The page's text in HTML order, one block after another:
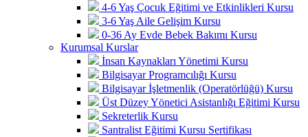
4-6 Yaş Çocuk Eğitimi ve Etkinlikleri Kursu
3-6 Yaş Aile Gelişim Kursu
0-36 Ay Evde Bebek Bakımı Kursu
Kurumsal Kurslar
İnsan Kaynakları Yönetimi Kursu
Bilgisayar Programcılığı Kursu
Bilgisayar İşletmenlik (Operatörlüğü) Kursu
Üst Düzey Yönetici Asistanlığı Eğitimi Kursu
Sekreterlik Kursu
Santralist Eğitimi Kursu Sertifikası